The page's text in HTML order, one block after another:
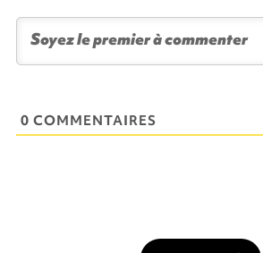
0 COMMENTAIRES